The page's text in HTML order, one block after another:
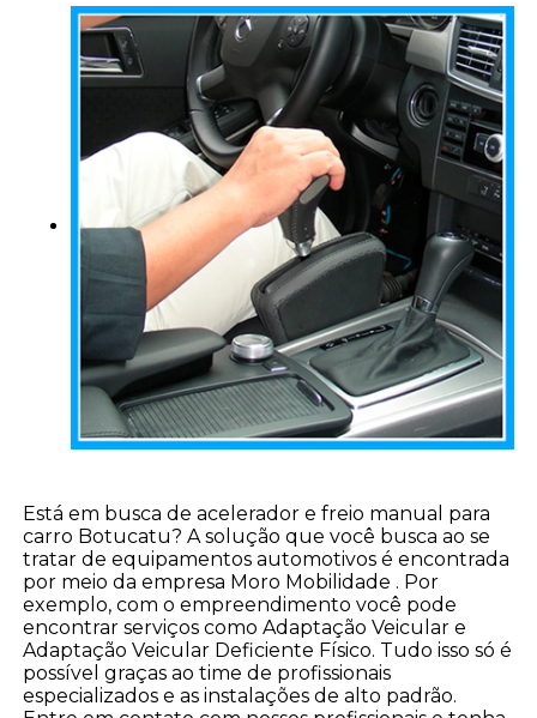
Está em busca de acelerador e freio manual para
carro Botucatu? A solução que você busca ao se
tratar de equipamentos automotivos é encontrada
por meio da empresa Moro Mobilidade . Por
exemplo, com o empreendimento você pode
encontrar serviços como Adaptação Veicular e
Adaptação Veicular Deficiente Físico. Tudo isso só é
possível graças ao time de profissionais
especializados e as instalações de alto padrão.